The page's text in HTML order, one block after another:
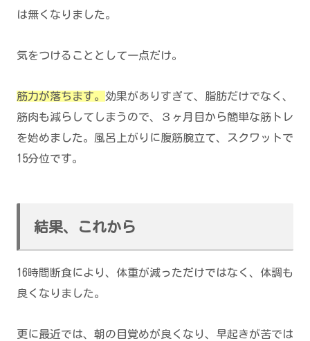
は無くなりました。
気をつけることとして一点だけ。
筋力が落ちます。 効果がありすぎて、脂肪だけでなく、
筋肉も減らしてしまうので、３ヶ月目から簡単な筋トレ
を始めました。風呂上がりに腹筋腕立て、スクワットで
15分位です。
結果、これから
16時間断食により、体重が減っただけではなく、体調も
良くなりました。
更に最近では、朝の目覚めが良くなり、早起きが苦では